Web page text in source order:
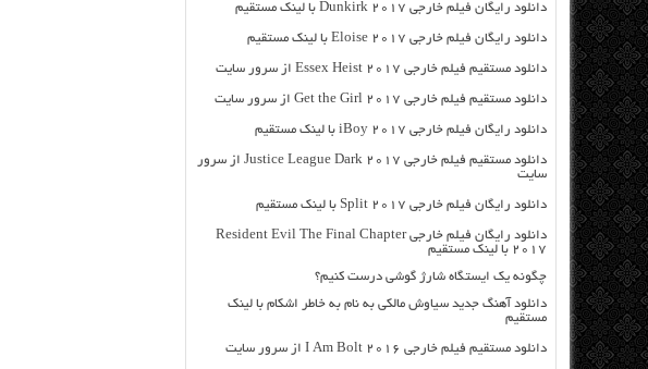
دانلود رایگان فیلم خارجی Dunkirk 2017 با لینک مستقیم
دانلود رایگان فیلم خارجی Eloise 2017 با لینک مستقیم
دانلود مستقیم فیلم خارجی Essex Heist 2017 از سرور سایت
دانلود مستقیم فیلم خارجی Get the Girl 2017 از سرور سایت
دانلود رایگان فیلم خارجی iBoy 2017 با لینک مستقیم
دانلود مستقیم فیلم خارجی Justice League Dark 2017 از سرور
سایت
دانلود رایگان فیلم خارجی Split 2017 با لینک مستقیم
دانلود رایگان فیلم خارجی Resident Evil The Final Chapter
2017 با لینک مستقیم
چگونه یک ایستگاه شارژ گوشی درست کنیم؟
دانلود آهنگ جدید سیاوش مالکی به نام به خاطر اشکام با لینک
مستقیم
دانلود مستقیم فیلم خارجی I Am Bolt 2016 از سرور سایت